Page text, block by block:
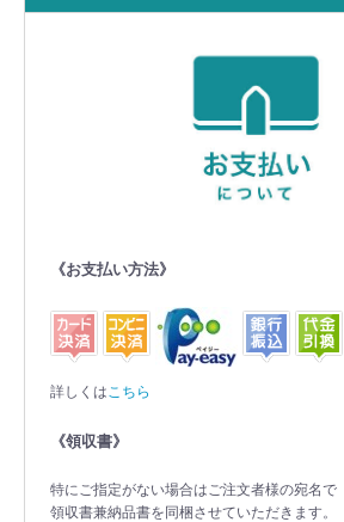
《お支払い方法》
詳しくはこちら
《領収書》
特にご指定がない場合はご注文者様の宛名で
領収書兼納品書を同梱させていただきます。